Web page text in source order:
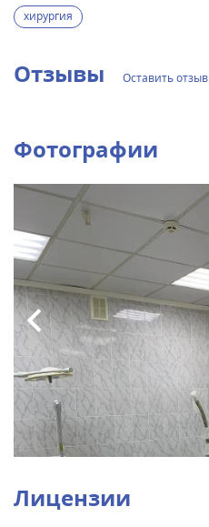
хирургия
Отзывы Оставить отзыв
Фотографии
Лицензии